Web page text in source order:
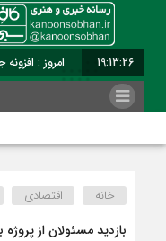
19:13:27 امروز :
خانه اقتصادی
بازدید مسئولان از